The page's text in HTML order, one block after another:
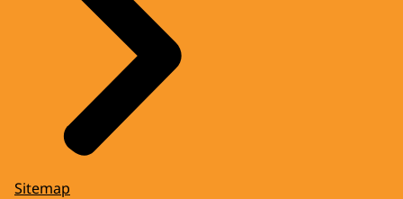
Sitemap